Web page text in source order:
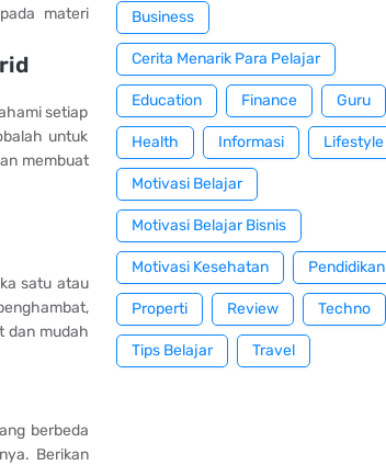
materi
setiap
untuk
membuat
satu atau
dan mudah
berbeda
Berikan
Business
Cerita Menarik Para Pelajar
Education Finance Guru
Health Informasi Lifestyle
Motivasi Belajar
Motivasi Belajar Bisnis
Motivasi Kesehatan Pendidikan
Properti Review Techno
Tips Belajar Travel